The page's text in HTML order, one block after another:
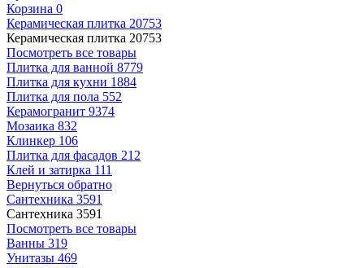
Корзина 0
Керамическая плитка 20753
Керамическая плитка 20753
Посмотреть все товары
Плитка для ванной 8779
Плитка для кухни 1884
Плитка для пола 552
Керамогранит 9374
Мозаика 832
Клинкер 106
Плитка для фасадов 212
Клей и затирка 111
Вернуться обратно
Сантехника 3591
Сантехника 3591
Посмотреть все товары
Ванны 319
Унитазы 469